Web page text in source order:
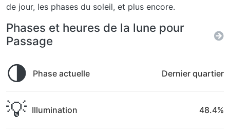
de jour, les phases du soleil, et plus encore.
Phases et heures de la lune pour
Passage
🌗 Phase actuelle Dernier quartier
💡 Illumination 48.4%